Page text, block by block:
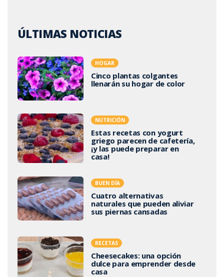
ÚLTIMAS NOTICIAS
HOGAR
Cinco plantas colgantes
llenarán su hogar de color
NUTRICIÓN
Estas recetas con yogurt
griego parecen de cafetería,
¡y las puede preparar en
casa!
BUEN DÍA
Cuatro alternativas
naturales que pueden aliviar
sus piernas cansadas
RECETAS
Cheesecakes: una opción
dulce para emprender desde
casa